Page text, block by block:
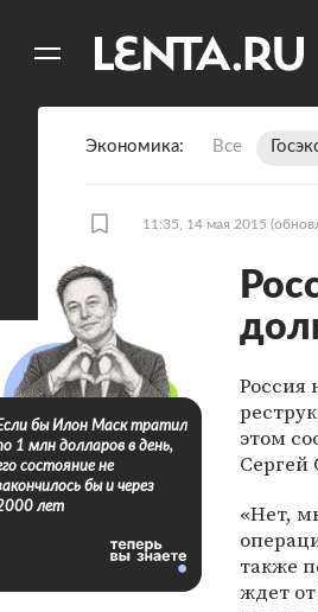
Экономика Все
11:35, 14 мая 2015
Россия
этом
Сергей
«Нет,
также
ждет
бы Илон Маск тратил
1 млн долларов в день,
состояние не
бы и через
лет